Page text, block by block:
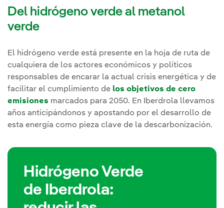
Del hidrógeno verde al metanol
verde
El hidrógeno verde está presente en la hoja de ruta de
cualquiera de los actores económicos y políticos
responsables de encarar la actual crisis energética y de
facilitar el cumplimiento de los objetivos de cero
emisiones marcados para 2050. En Iberdrola llevamos
años anticipándonos y apostando por el desarrollo de
esta energía como pieza clave de la descarbonización.
Hidrógeno Verde
de Iberdrola: